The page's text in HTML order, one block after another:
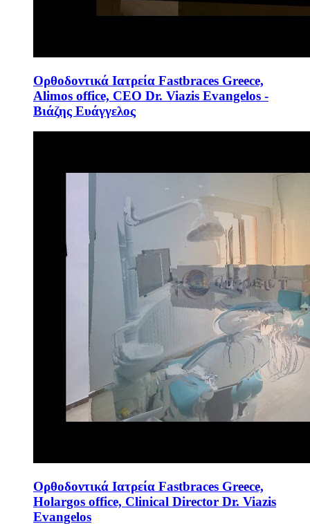
Ορθοδοντικά Ιατρεία Fastbraces Greece,
Alimos office, CEO Dr. Viazis Evangelos -
Βιάζης Ευάγγελος
Ορθοδοντικά Ιατρεία Fastbraces Greece,
Holargos office, Clinical Director Dr. Viazis
Evangelos